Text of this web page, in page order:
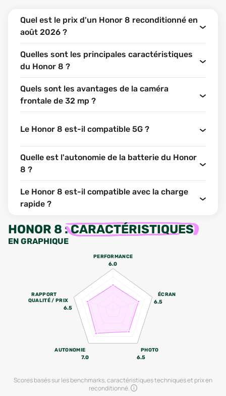
Quel est le prix d'un Honor 8 reconditionné en
août 2026 ?
Quelles sont les principales caractéristiques
du Honor 8 ?
Quels sont les avantages de la caméra
frontale de 32 mp ?
Le Honor 8 est-il compatible 5G ?
Quelle est l'autonomie de la batterie du Honor
8 ?
Le Honor 8 est-il compatible avec la charge
rapide ?
HONOR 8 :CARACTÉRISTIQUES
EN GRAPHIQUE
PERFORMANCE
6.0
ÉCRAN
6.5
PHOTO
6.5
AUTONOMIE
7.0
RAPPORT
QUALITÉ / PRIX
6.5
Scores basés sur les benchmarks, caractéristiques techniques et prix en
reconditionné.